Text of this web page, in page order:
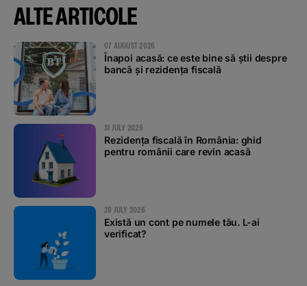
ALTE ARTICOLE
07 AUGUST 2026
Înapoi acasă: ce este bine să știi despre
bancă și rezidența fiscală
31 JULY 2026
Rezidența fiscală în România: ghid
pentru românii care revin acasă
28 JULY 2026
Există un cont pe numele tău. L-ai
verificat?